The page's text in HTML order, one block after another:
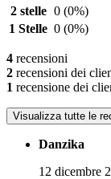
2 stelle 0 (0%)
1 Stelle 0 (0%)
4 recensioni
2 recensioni dei
1 recensione dei
Visualizza tutte le
Danzika
12 dicembre